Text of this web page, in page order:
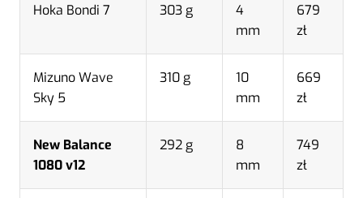
Hoka Bondi 7 303 g
4
mm
679
zł
Mizuno Wave
Sky 5
310 g
10
mm
669
zł
New Balance
1080 v12
292 g
8
mm
749
zł